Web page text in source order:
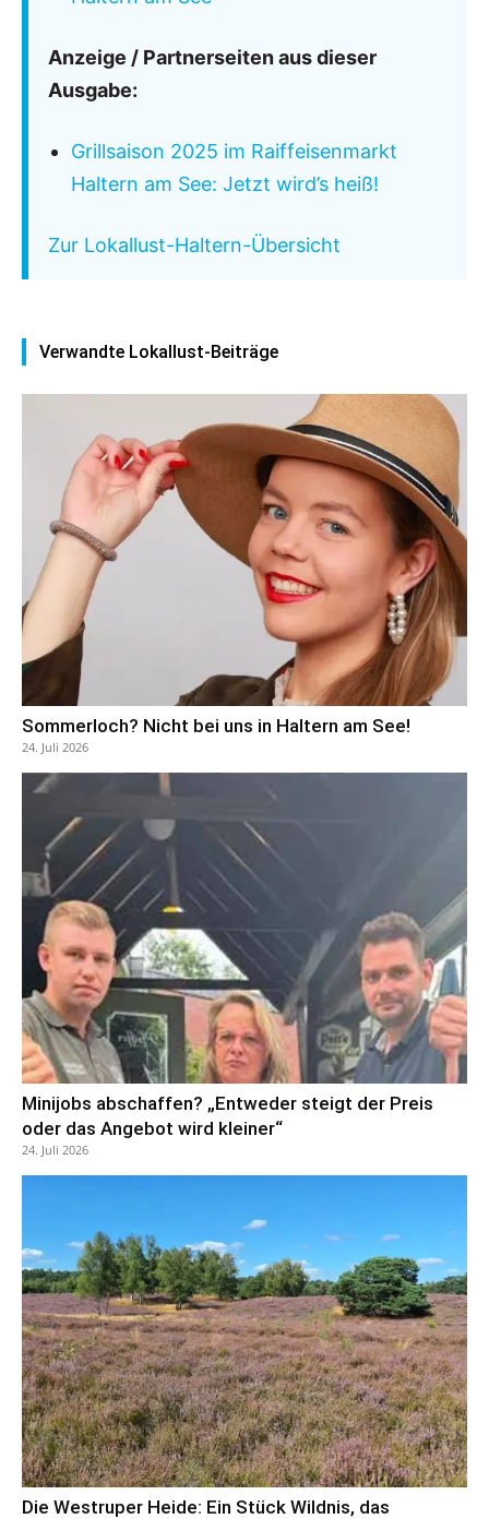
Anzeige / Partnerseiten aus dieser
Ausgabe:
Grillsaison 2025 im Raiffeisenmarkt
Haltern am See: Jetzt wird’s heiß!
Zur Lokallust-Haltern-Übersicht
Verwandte Lokallust-Beiträge
Sommerloch? Nicht bei uns in Haltern am See!
24. Juli 2026
Minijobs abschaffen? „Entweder steigt der Preis
oder das Angebot wird kleiner“
24. Juli 2026
Die Westruper Heide: Ein Stück Wildnis, das